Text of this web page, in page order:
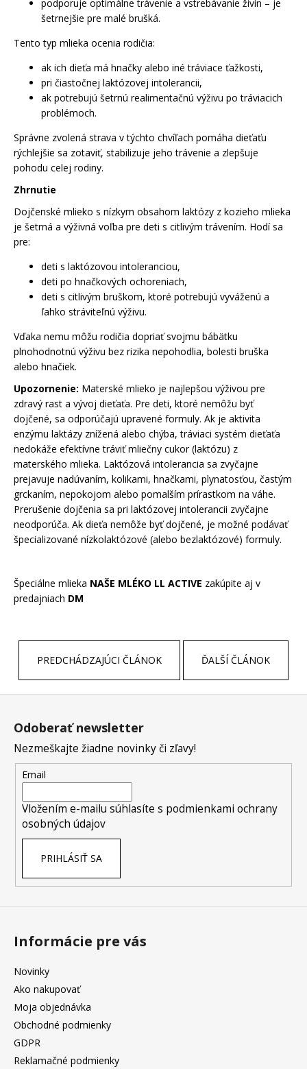
podporuje optimálne trávenie a vstrebávanie živín – je
šetrnejšie pre malé brušká.
Tento typ mlieka ocenia rodičia:
ak ich dieťa má hnačky alebo iné tráviace ťažkosti,
pri čiastočnej laktózovej intolerancii,
ak potrebujú šetrnú realimentačnú výživu po tráviacich
problémoch.
Správne zvolená strava v týchto chvíľach pomáha dieťaťu
rýchlejšie sa zotaviť, stabilizuje jeho trávenie a zlepšuje
pohodu celej rodiny.
Zhrnutie
Dojčenské mlieko s nízkym obsahom laktózy z kozieho mlieka
je šetrná a výživná voľba pre deti s citlivým trávením. Hodí sa
pre:
deti s laktózovou intoleranciou,
deti po hnačkových ochoreniach,
deti s citlivým bruškom, ktoré potrebujú vyváženú a
ľahko stráviteľnú výživu.
Vďaka nemu môžu rodičia dopriať svojmu bábätku
plnohodnotnú výživu bez rizika nepohodlia, bolesti bruška
alebo hnačiek.
Upozornenie: Materské mlieko je najlepšou výživou pre
zdravý rast a vývoj dieťaťa. Pre deti, ktoré nemôžu byť
dojčené, sa odporúčajú upravené formuly. Ak je aktivita
enzýmu laktázy znížená alebo chýba, tráviaci systém dieťaťa
nedokáže efektívne tráviť mliečny cukor (laktózu) z
materského mlieka. Laktózová intolerancia sa zvyčajne
prejavuje nadúvaním, kolikami, hnačkami, plynatosťou, častým
grckaním, nepokojom alebo pomalším prírastkom na váhe.
Prerušenie dojčenia sa pri laktózovej intolerancii zvyčajne
neodporúča. Ak dieťa nemôže byť dojčené, je možné podávať
špecializované nízkolaktózové (alebo bezlaktózové) formuly.
Špeciálne mlieka NAŠE MLÉKO LL ACTIVE zakúpite aj v
predajniach DM
PREDCHÁDZAJÚCI ČLÁNOK ĎALŠÍ ČLÁNOK
Odoberať newsletter
Nezmeškajte žiadne novinky či zľavy!
Email
Vložením e-mailu súhlasíte s podmienkami ochrany
osobných údajov
PRIHLÁSIŤ SA
Informácie pre vás
Novinky
Ako nakupovať
Moja objednávka
Obchodné podmienky
GDPR
Reklamačné podmienky